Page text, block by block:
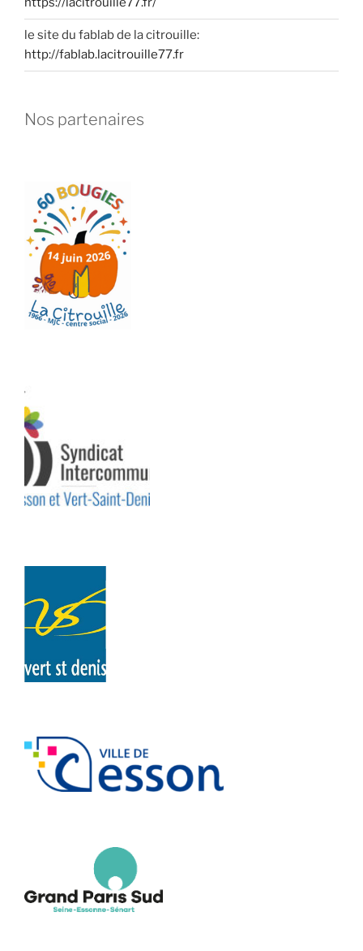
le site du fablab de la citrouille:
http://fablab.lacitrouille77.fr
Nos partenaires